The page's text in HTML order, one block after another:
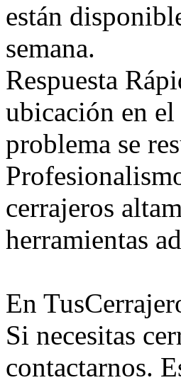
están
semana.
Respuesta
ubicación en
problema se
cerrajeros
herramientas
En
Si necesitas
contactarnos.